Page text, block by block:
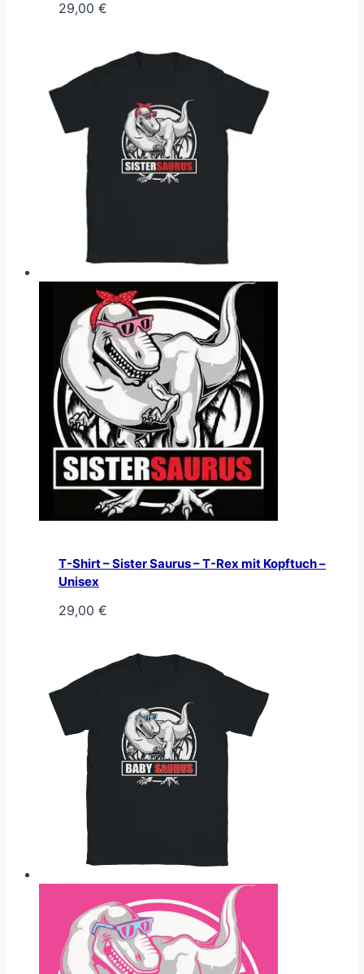
29,00 €
T-Shirt – Sister Saurus – T-Rex mit Kopftuch –
Unisex
29,00 €